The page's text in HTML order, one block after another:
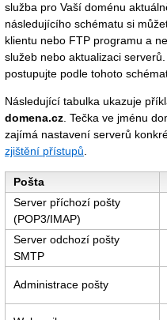
služba pro Vaší doménu
následujícího schématu si
klientu nebo FTP programu a
služeb nebo aktualizaci
postupujte podle tohoto
Následující tabulka ukazuje
domena.cz. Tečka ve jménu
zajímá nastavení serverů
zjištění přístupů.
Pošta
Server příchozí pošty
(POP3/IMAP)
Server odchozí pošty
SMTP
Administrace pošty